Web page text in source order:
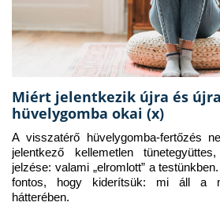
Miért jelentkezik újra és
hüvelygomba okai (x)
A visszatérő hüvelygomba-fertőzés
jelentkező kellemetlen
jelzése: valami „elromlott” a
fontos, hogy kiderítsük: mi áll a
hátterében.